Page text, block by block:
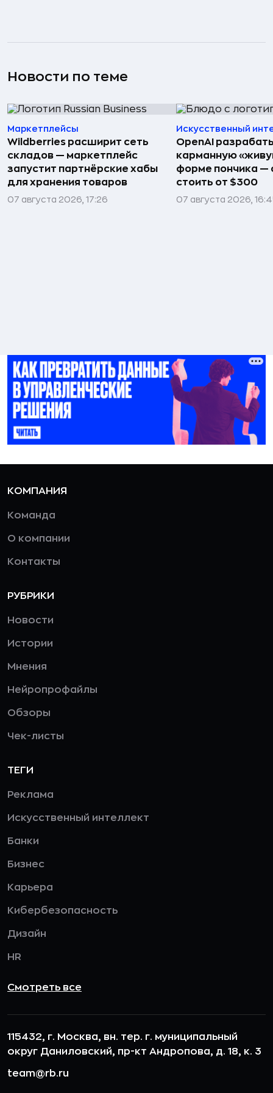
Новости по теме
Маркетплейсы
Wildberries расширит сеть
складов — маркетплейс
запустит партнёрские хабы
для хранения товаров
07 августа 2026, 17:26
Искусственный
OpenAI
карманную
форме пончика —
стоить от $300
07 августа 2026,
КОМПАНИЯ
Команда
О компании
Контакты
РУБРИКИ
Новости
Истории
Мнения
Нейропрофайлы
Обзоры
Чек-листы
ТЕГИ
Реклама
Искусственный интеллект
Банки
Бизнес
Карьера
Кибербезопасность
Дизайн
HR
Смотреть все
115432, г. Москва, вн. тер. г. муниципальный
округ Даниловский, пр-кт Андропова, д. 18, к. 3
team@rb.ru